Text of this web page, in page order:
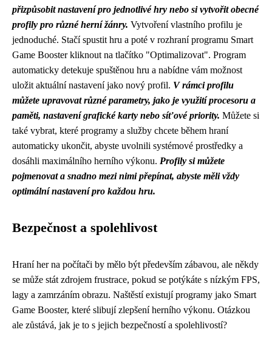
přizpůsobit nastavení pro jednotlivé hry nebo si vytvořit obecné
profily pro různé herní žánry. Vytvoření vlastního profilu je
jednoduché. Stačí spustit hru a poté v rozhraní programu Smart
Game Booster kliknout na tlačítko "Optimalizovat". Program
automaticky detekuje spuštěnou hru a nabídne vám možnost
uložit aktuální nastavení jako nový profil. V rámci profilu
můžete upravovat různé parametry, jako je využití procesoru a
paměti, nastavení grafické karty nebo síťové priority. Můžete si
také vybrat, které programy a služby chcete během hraní
automaticky ukončit, abyste uvolnili systémové prostředky a
dosáhli maximálního herního výkonu. Profily si můžete
pojmenovat a snadno mezi nimi přepínat, abyste měli vždy
optimální nastavení pro každou hru.
Bezpečnost a spolehlivost
Hraní her na počítači by mělo být především zábavou, ale někdy
se může stát zdrojem frustrace, pokud se potýkáte s nízkým FPS,
lagy a zamrzáním obrazu. Naštěstí existují programy jako Smart
Game Booster, které slibují zlepšení herního výkonu. Otázkou
ale zůstává, jak je to s jejich bezpečností a spolehlivostí?